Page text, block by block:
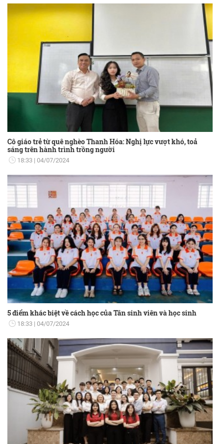
Cô giáo trẻ từ quê nghèo Thanh Hóa: Nghị lực vượt khó, toả
sáng trên hành trình trồng người
18:33 04/07/2024
5 điểm khác biệt về cách học của Tân sinh viên và học sinh
18:33 04/07/2024